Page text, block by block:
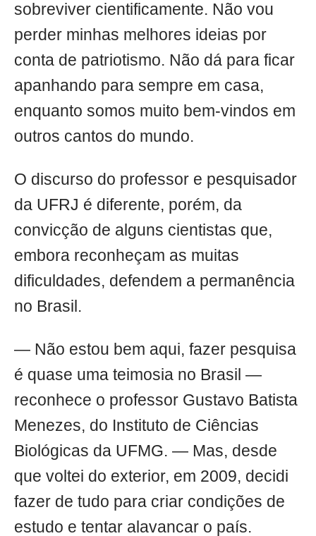
sobreviver cientificamente. Não vou
perder minhas melhores ideias por
conta de patriotismo. Não dá para ficar
apanhando para sempre em casa,
enquanto somos muito bem-vindos em
outros cantos do mundo.
O discurso do professor e pesquisador
da UFRJ é diferente, porém, da
convicção de alguns cientistas que,
embora reconheçam as muitas
dificuldades, defendem a permanência
no Brasil.
— Não estou bem aqui, fazer pesquisa
é quase uma teimosia no Brasil —
reconhece o professor Gustavo Batista
Menezes, do Instituto de Ciências
Biológicas da UFMG. — Mas, desde
que voltei do exterior, em 2009, decidi
fazer de tudo para criar condições de
estudo e tentar alavancar o país.